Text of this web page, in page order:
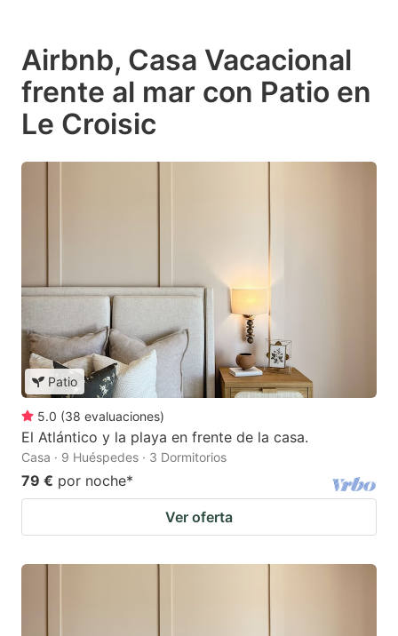
Airbnb, Casa Vacacional
frente al mar con Patio en
Le Croisic
Patio
5.0 (38 evaluaciones)
El Atlántico y la playa en frente de la casa.
Casa · 9 Huéspedes · 3 Dormitorios
79 € por noche*
Ver oferta